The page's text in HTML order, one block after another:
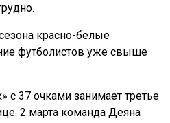
красно-белые
футболистов уже свыше
с 37 очками занимает третье
2 марта команда Деяна